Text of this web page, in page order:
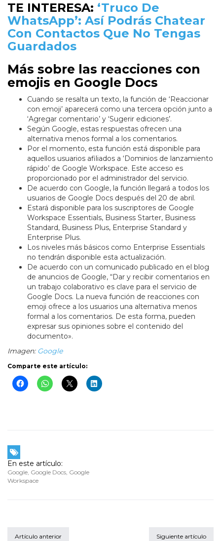
TE INTERESA: ‘Truco De
WhatsApp’: Así Podrás Chatear
Con Contactos Que No Tengas
Guardados
Más sobre las reacciones con
emojis en Google Docs
Cuando se resalta un texto, la función de ‘Reaccionar
con emoji’ aparecerá como una tercera opción junto a
‘Agregar comentario’ y ‘Sugerir ediciones’.
Según Google, estas respuestas ofrecen una
alternativa menos formal a los comentarios.
Por el momento, esta función está disponible para
aquellos usuarios afiliados a ‘Dominios de lanzamiento
rápido’ de Google Workspace. Este acceso es
proporcionado por el administrador del servicio.
De acuerdo con Google, la función llegará a todos los
usuarios de Google Docs después del 20 de abril.
Estará disponible para los suscriptores de Google
Workspace Essentials, Business Starter, Business
Standard, Business Plus, Enterprise Standard y
Enterprise Plus.
Los niveles más básicos como Enterprise Essentials
no tendrán disponible esta actualización.
De acuerdo con un comunicado publicado en el blog
de anuncios de Google, “Dar y recibir comentarios en
un trabajo colaborativo es clave para el servicio de
Google Docs. La nueva función de reacciones con
emoji ofrece a los usuarios una alternativa menos
formal a los comentarios. De esta forma, pueden
expresar sus opiniones sobre el contenido del
documento».
Imagen: Google
Comparte este artículo:
En este artículo:
Google, Google Docs, Google
Workspace
Artículo anterior Siguiente artículo